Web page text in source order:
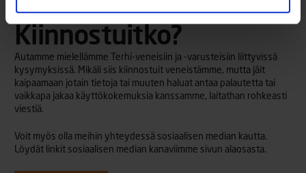
Kiinnostuitko?
Autamme mielellämme Terhi-veneisiin ja -varusteisiin liittyvissä
kysymyksissä. Mikäli siis kiinnostuit veneistämme, mutta jäit
kaipaamaan jotain tietoja tai muuten haluat antaa palautetta tai
vaikkapa jakaa käyttökokemuksia kanssamme, laitathan rohkeasti
viestiä.
Voit myös olla meihin yhteydessä sosiaalisen median kautta.
Löydät linkit sosiaalisen median kanaviimme sivun alaosasta.